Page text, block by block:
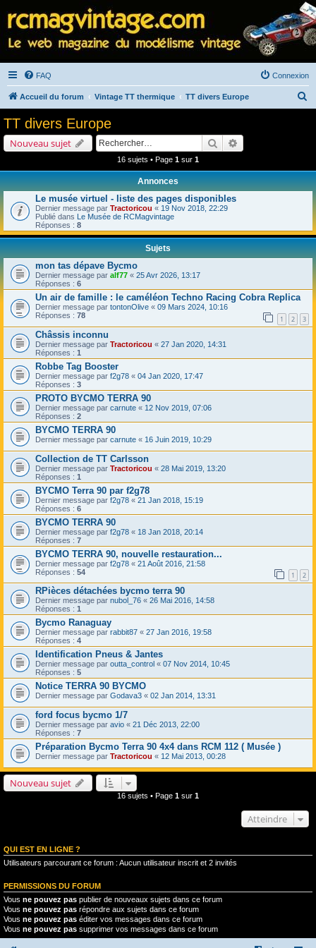
FAQ Connexion
Accueil du forum Vintage TT thermique TT divers Europe
e
TT divers Europe
Nouveau sujet Rechercher
16 sujets • Page 1 sur 1
Annonces
Le musée virtuel - liste des pages disponibles
Dernier message par Tractoricou « 19 Nov 2018, 22:29
Publié dans Le Musée de RCMagvintage
Réponses : 8
Sujets
mon tas dépave Bycmo
Dernier message par alf77 « 25 Avr 2026, 13:17
Réponses : 6
Un air de famille : le caméléon Techno Racing Cobra Replica
Dernier message par tontonOlive « 09 Mars 2024, 10:16
Réponses : 78 1 2 3
Châssis inconnu
Dernier message par Tractoricou « 27 Jan 2020, 14:31
Réponses : 1
Robbe Tag Booster
Dernier message par f2g78 « 04 Jan 2020, 17:47
Réponses : 3
PROTO BYCMO TERRA 90
Dernier message par carnute « 12 Nov 2019, 07:06
Réponses : 2
BYCMO TERRA 90
Dernier message par carnute « 16 Juin 2019, 10:29
Collection de TT Carlsson
Dernier message par Tractoricou « 28 Mai 2019, 13:20
Réponses : 1
BYCMO Terra 90 par f2g78
Dernier message par f2g78 « 21 Jan 2018, 15:19
Réponses : 6
BYCMO TERRA 90
Dernier message par f2g78 « 18 Jan 2018, 20:14
Réponses : 7
BYCMO TERRA 90, nouvelle restauration...
Dernier message par f2g78 « 21 Août 2016, 21:58
Réponses : 54 1 2
RPièces détachées bycmo terra 90
Dernier message par nubol_76 « 26 Mai 2016, 14:58
Réponses : 1
Bycmo Ranaguay
Dernier message par rabbit87 « 27 Jan 2016, 19:58
Réponses : 4
Identification Pneus & Jantes
Dernier message par outta_control « 07 Nov 2014, 10:45
Réponses : 5
Notice TERRA 90 BYCMO
Dernier message par Godava3 « 02 Jan 2014, 13:31
ford focus bycmo 1/7
Dernier message par avio « 21 Déc 2013, 22:00
Réponses : 7
Préparation Bycmo Terra 90 4x4 dans RCM 112 ( Musée )
Dernier message par Tractoricou « 12 Mai 2013, 00:28
Nouveau sujet
16 sujets • Page 1 sur 1
Atteindre
QUI EST EN LIGNE ?
Utilisateurs parcourant ce forum : Aucun utilisateur inscrit et 2 invités
PERMISSIONS DU FORUM
Vous ne pouvez pas publier de nouveaux sujets dans ce forum
Vous ne pouvez pas répondre aux sujets dans ce forum
Vous ne pouvez pas éditer vos messages dans ce forum
Vous ne pouvez pas supprimer vos messages dans ce forum